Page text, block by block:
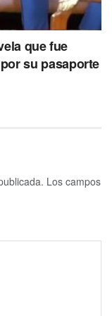
que fue
su pasaporte
Los campos